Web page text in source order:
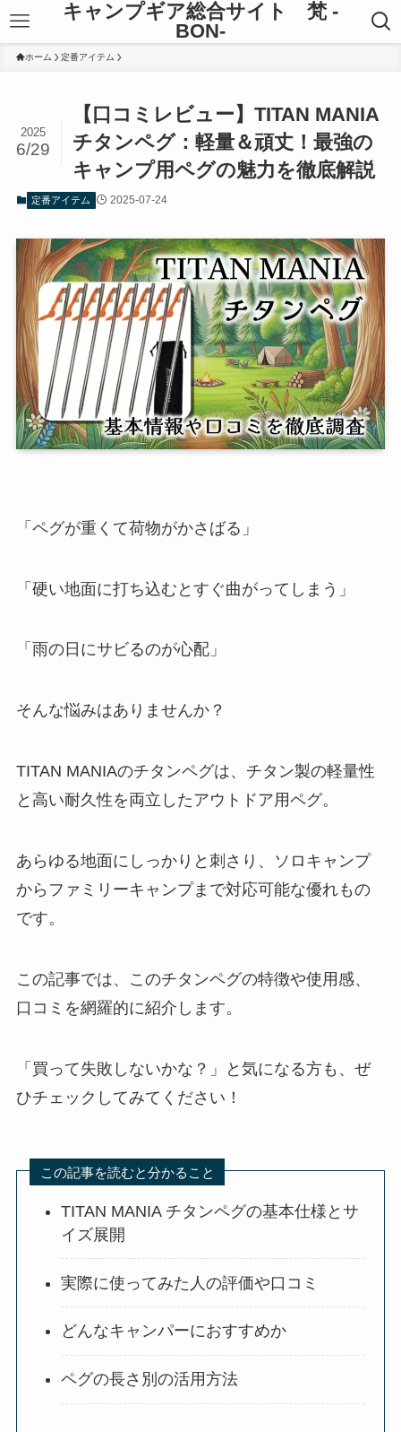
キャンプギア総合サイト 梵 -
BON-
ホーム 定番アイテム
【口コミレビュー】TITAN MANIA
チタンペグ：軽量＆頑丈！最強の
キャンプ用ペグの魅力を徹底解説
2025
6/29
定番アイテム 2025-07-24
「ペグが重くて荷物がかさばる」
「硬い地面に打ち込むとすぐ曲がってしまう」
「雨の日にサビるのが心配」
そんな悩みはありませんか？
TITAN MANIAのチタンペグは、チタン製の軽量性
と高い耐久性を両立したアウトドア用ペグ。
あらゆる地面にしっかりと刺さり、ソロキャンプ
からファミリーキャンプまで対応可能な優れもの
です。
この記事では、このチタンペグの特徴や使用感、
口コミを網羅的に紹介します。
「買って失敗しないかな？」と気になる方も、ぜ
ひチェックしてみてください！
この記事を読むと分かること
TITAN MANIA チタンペグの基本仕様とサ
イズ展開
実際に使ってみた人の評価や口コミ
どんなキャンパーにおすすめか
ペグの長さ別の活用方法